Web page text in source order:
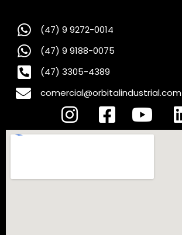
(47) 9 9272-0014
(47) 9 9188-0075
(47) 3305-4389
comercial@orbitalindustrial.com